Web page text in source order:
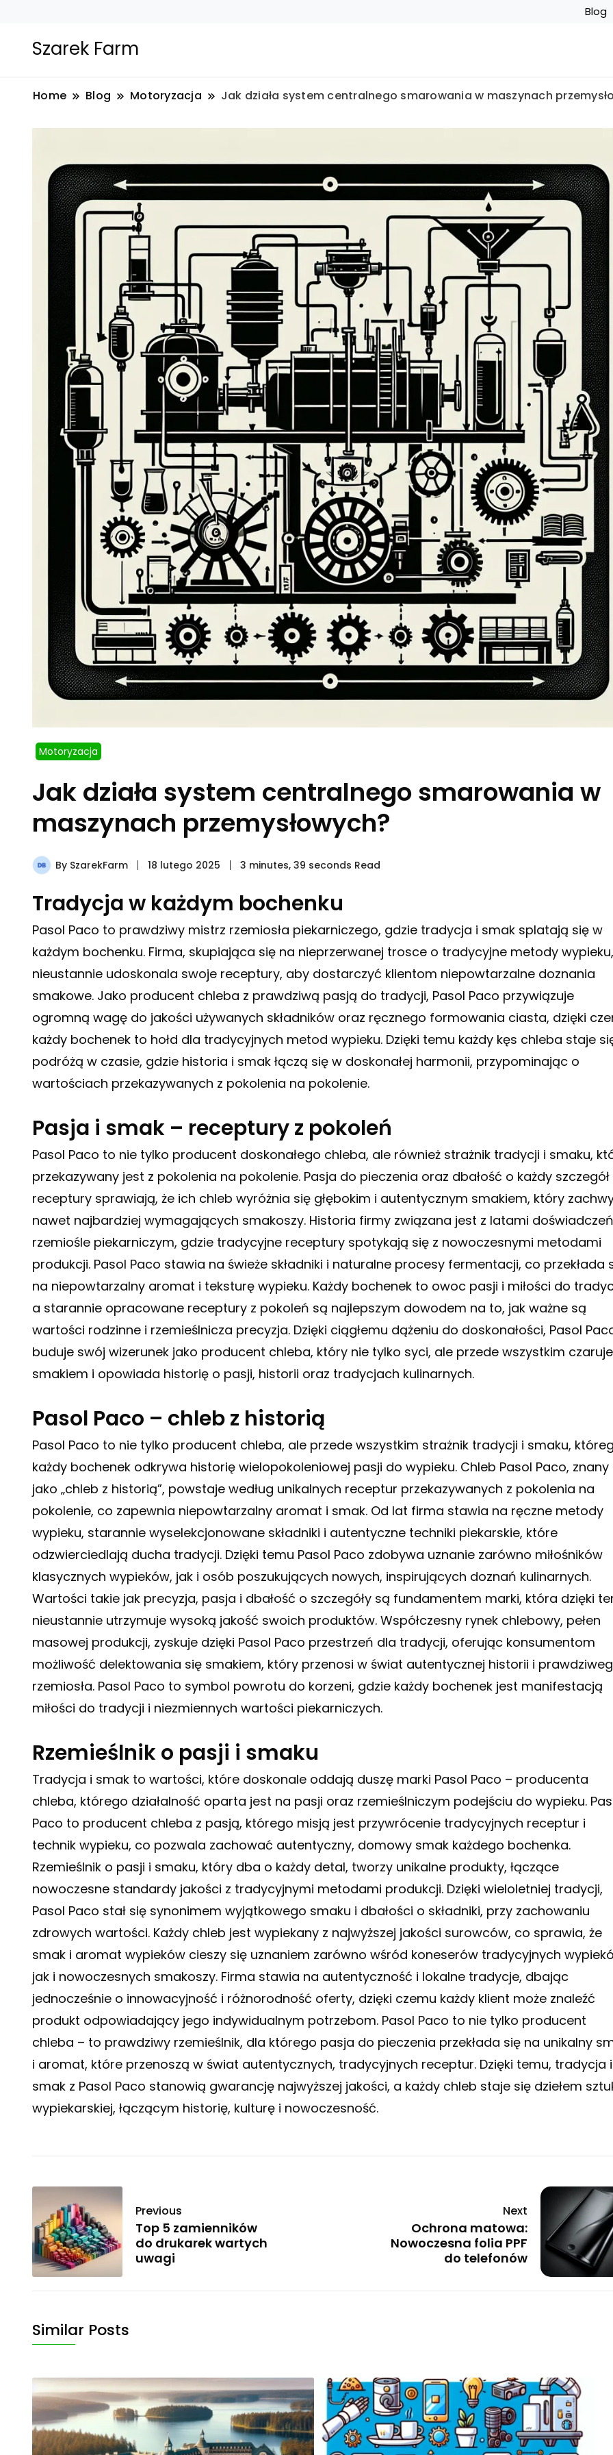
Blog
Szarek Farm
Home Blog Motoryzacja Jak działa system centralnego smarowania w maszynach
Motoryzacja
Jak działa system centralnego smarowania w
maszynach przemysłowych?
By SzarekFarm 18 lutego 2025 3 minutes, 39 seconds Read
Tradycja w każdym bochenku
Pasol Paco to prawdziwy mistrz rzemiosła piekarniczego, gdzie tradycja i smak splatają się w
każdym bochenku. Firma, skupiająca się na nieprzerwanej trosce o tradycyjne metody wypieku,
nieustannie udoskonala swoje receptury, aby dostarczyć klientom niepowtarzalne doznania
smakowe. Jako producent chleba z prawdziwą pasją do tradycji, Pasol Paco przywiązuje
ogromną wagę do jakości używanych składników oraz ręcznego formowania ciasta, dzięki
każdy bochenek to hołd dla tradycyjnych metod wypieku. Dzięki temu każdy kęs chleba staje
podróżą w czasie, gdzie historia i smak łączą się w doskonałej harmonii, przypominając o
wartościach przekazywanych z pokolenia na pokolenie.
Pasja i smak – receptury z pokoleń
Pasol Paco to nie tylko producent doskonałego chleba, ale również strażnik tradycji i smaku,
przekazywany jest z pokolenia na pokolenie. Pasja do pieczenia oraz dbałość o każdy szczegół
receptury sprawiają, że ich chleb wyróżnia się głębokim i autentycznym smakiem, który
nawet najbardziej wymagających smakoszy. Historia firmy związana jest z latami
rzemiośle piekarniczym, gdzie tradycyjne receptury spotykają się z nowoczesnymi metodami
produkcji. Pasol Paco stawia na świeże składniki i naturalne procesy fermentacji, co przekłada
na niepowtarzalny aromat i teksturę wypieku. Każdy bochenek to owoc pasji i miłości do
a starannie opracowane receptury z pokoleń są najlepszym dowodem na to, jak ważne są
wartości rodzinne i rzemieślnicza precyzja. Dzięki ciągłemu dążeniu do doskonałości, Pasol
buduje swój wizerunek jako producent chleba, który nie tylko syci, ale przede wszystkim czaruje
smakiem i opowiada historię o pasji, historii oraz tradycjach kulinarnych.
Pasol Paco – chleb z historią
Pasol Paco to nie tylko producent chleba, ale przede wszystkim strażnik tradycji i smaku,
każdy bochenek odkrywa historię wielopokoleniowej pasji do wypieku. Chleb Pasol Paco, znany
jako „chleb z historią”, powstaje według unikalnych receptur przekazywanych z pokolenia na
pokolenie, co zapewnia niepowtarzalny aromat i smak. Od lat firma stawia na ręczne metody
wypieku, starannie wyselekcjonowane składniki i autentyczne techniki piekarskie, które
odzwierciedlają ducha tradycji. Dzięki temu Pasol Paco zdobywa uznanie zarówno miłośników
klasycznych wypieków, jak i osób poszukujących nowych, inspirujących doznań kulinarnych.
Wartości takie jak precyzja, pasja i dbałość o szczegóły są fundamentem marki, która dzięki
nieustannie utrzymuje wysoką jakość swoich produktów. Współczesny rynek chlebowy, pełen
masowej produkcji, zyskuje dzięki Pasol Paco przestrzeń dla tradycji, oferując konsumentom
możliwość delektowania się smakiem, który przenosi w świat autentycznej historii i
rzemiosła. Pasol Paco to symbol powrotu do korzeni, gdzie każdy bochenek jest manifestacją
miłości do tradycji i niezmiennych wartości piekarniczych.
Rzemieślnik o pasji i smaku
Tradycja i smak to wartości, które doskonale oddają duszę marki Pasol Paco – producenta
chleba, którego działalność oparta jest na pasji oraz rzemieślniczym podejściu do wypieku.
Paco to producent chleba z pasją, którego misją jest przywrócenie tradycyjnych receptur i
technik wypieku, co pozwala zachować autentyczny, domowy smak każdego bochenka.
Rzemieślnik o pasji i smaku, który dba o każdy detal, tworzy unikalne produkty, łączące
nowoczesne standardy jakości z tradycyjnymi metodami produkcji. Dzięki wieloletniej tradycji,
Pasol Paco stał się synonimem wyjątkowego smaku i dbałości o składniki, przy zachowaniu
zdrowych wartości. Każdy chleb jest wypiekany z najwyższej jakości surowców, co sprawia, że
smak i aromat wypieków cieszy się uznaniem zarówno wśród koneserów tradycyjnych
jak i nowoczesnych smakoszy. Firma stawia na autentyczność i lokalne tradycje, dbając
jednocześnie o innowacyjność i różnorodność oferty, dzięki czemu każdy klient może znaleźć
produkt odpowiadający jego indywidualnym potrzebom. Pasol Paco to nie tylko producent
chleba – to prawdziwy rzemieślnik, dla którego pasja do pieczenia przekłada się na unikalny
i aromat, które przenoszą w świat autentycznych, tradycyjnych receptur. Dzięki temu, tradycja i
smak z Pasol Paco stanowią gwarancję najwyższej jakości, a każdy chleb staje się dziełem
wypiekarskiej, łączącym historię, kulturę i nowoczesność.
Previous
Top 5 zamienników
do drukarek wartych
uwagi
Next
Ochrona matowa:
Nowoczesna folia PPF
do telefonów
Similar Posts